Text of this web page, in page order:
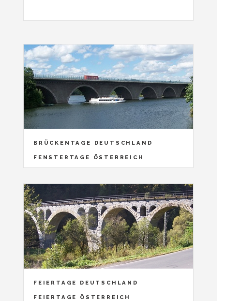
BRÜCKENTAGE DEUTSCHLAND
FENSTERTAGE ÖSTERREICH
FEIERTAGE DEUTSCHLAND
FEIERTAGE ÖSTERREICH